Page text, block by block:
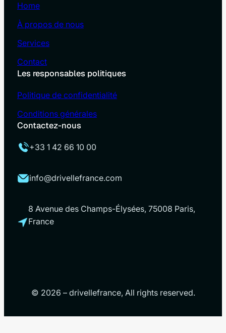
Home
À propos de nous
Services
Contact
Les responsables politiques
Politique de confidentialité
Conditions générales
Contactez-nous
+33 1 42 66 10 00
info@drivellefrance.com
8 Avenue des Champs-Élysées, 75008 Paris,
France
© 2026 – drivellefrance, All rights reserved.